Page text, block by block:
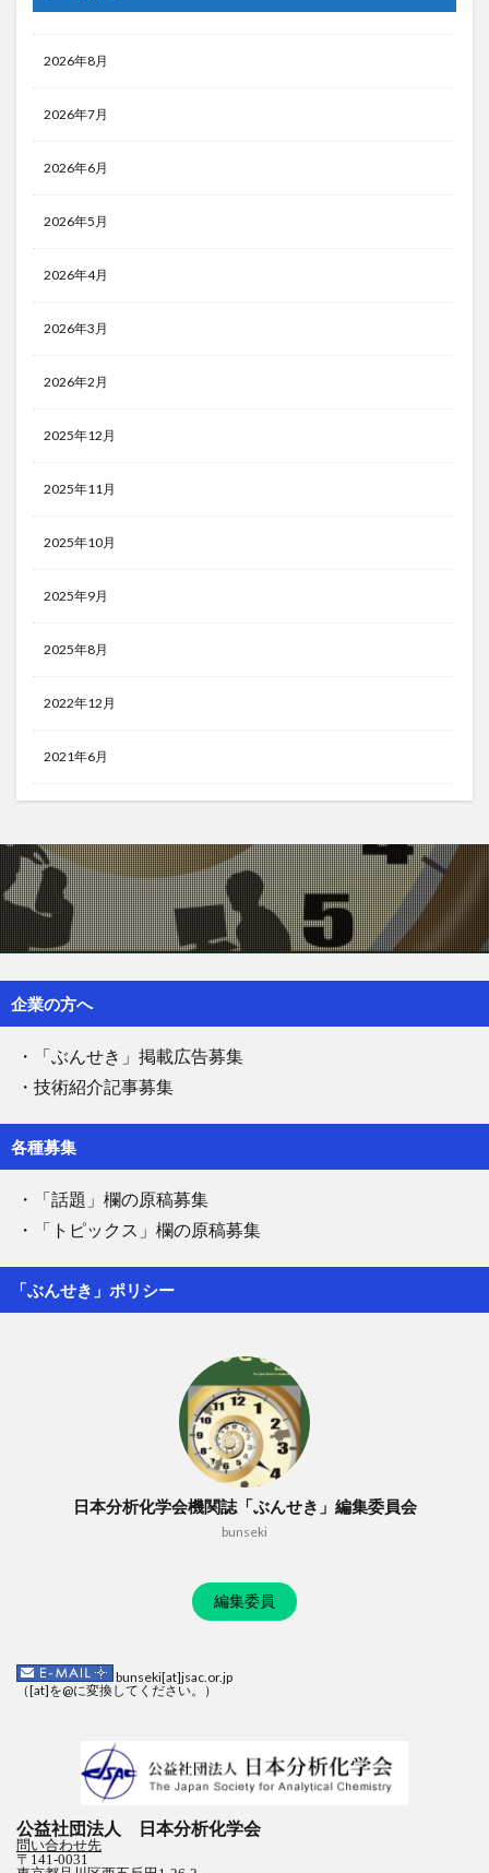
2026年8月
2026年7月
2026年6月
2026年5月
2026年4月
2026年3月
2026年2月
2025年12月
2025年11月
2025年10月
2025年9月
2025年8月
2022年12月
2021年6月
企業の方へ
・「ぶんせき」掲載広告募集
・技術紹介記事募集
各種募集
・「話題」欄の原稿募集
・「トピックス」欄の原稿募集
「ぶんせき」ポリシー
日本分析化学会機関誌「ぶんせき」編集委員会
bunseki
編集委員
bunseki[at]jsac.or.jp
（[at]を@に変換してください。）
公益社団法人 日本分析化学会
問い合わせ先
〒141-0031